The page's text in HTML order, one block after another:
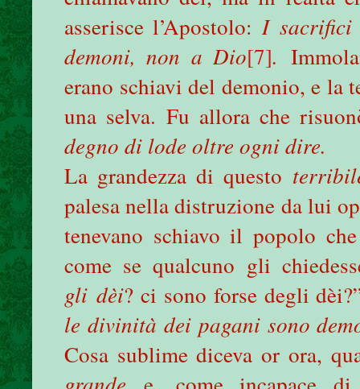
asserisce l’Apostolo: I sacrifici
demoni, non a Dio[7].
erano schiavi del demonio, e la
una selva. Fu allora che
degno di lode oltre ogni dire.
La grandezza di questo
palesa nella distruzione da lui
tenevano schiavo il popolo
come se qualcuno gli
gli dèi? ci sono forse degli
le divinità dei pagani sono
Cosa sublime diceva or ora,